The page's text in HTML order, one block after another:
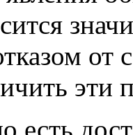
эти
есть